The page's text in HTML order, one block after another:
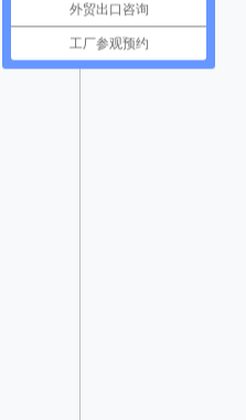
外贸出口咨询
工厂参观预约